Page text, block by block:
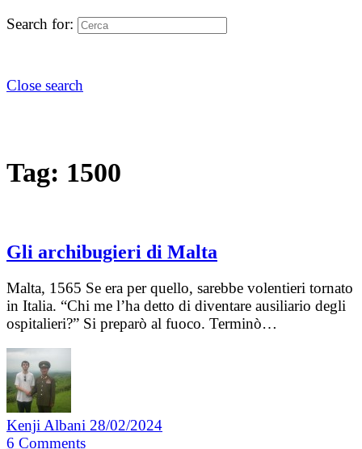
Search for:
Close search
Tag: 1500
Gli archibugieri di Malta
Malta, 1565 Se era per quello, sarebbe volentieri tornato
in Italia. “Chi me l’ha detto di diventare ausiliario degli
ospitalieri?” Si preparò al fuoco. Terminò…
Kenji Albani 28/02/2024
6 Comments